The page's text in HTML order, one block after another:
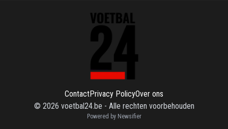
ContactPrivacy PolicyOver ons
© 2026 voetbal24.be - Alle rechten voorbehouden
Powered by Newsifier